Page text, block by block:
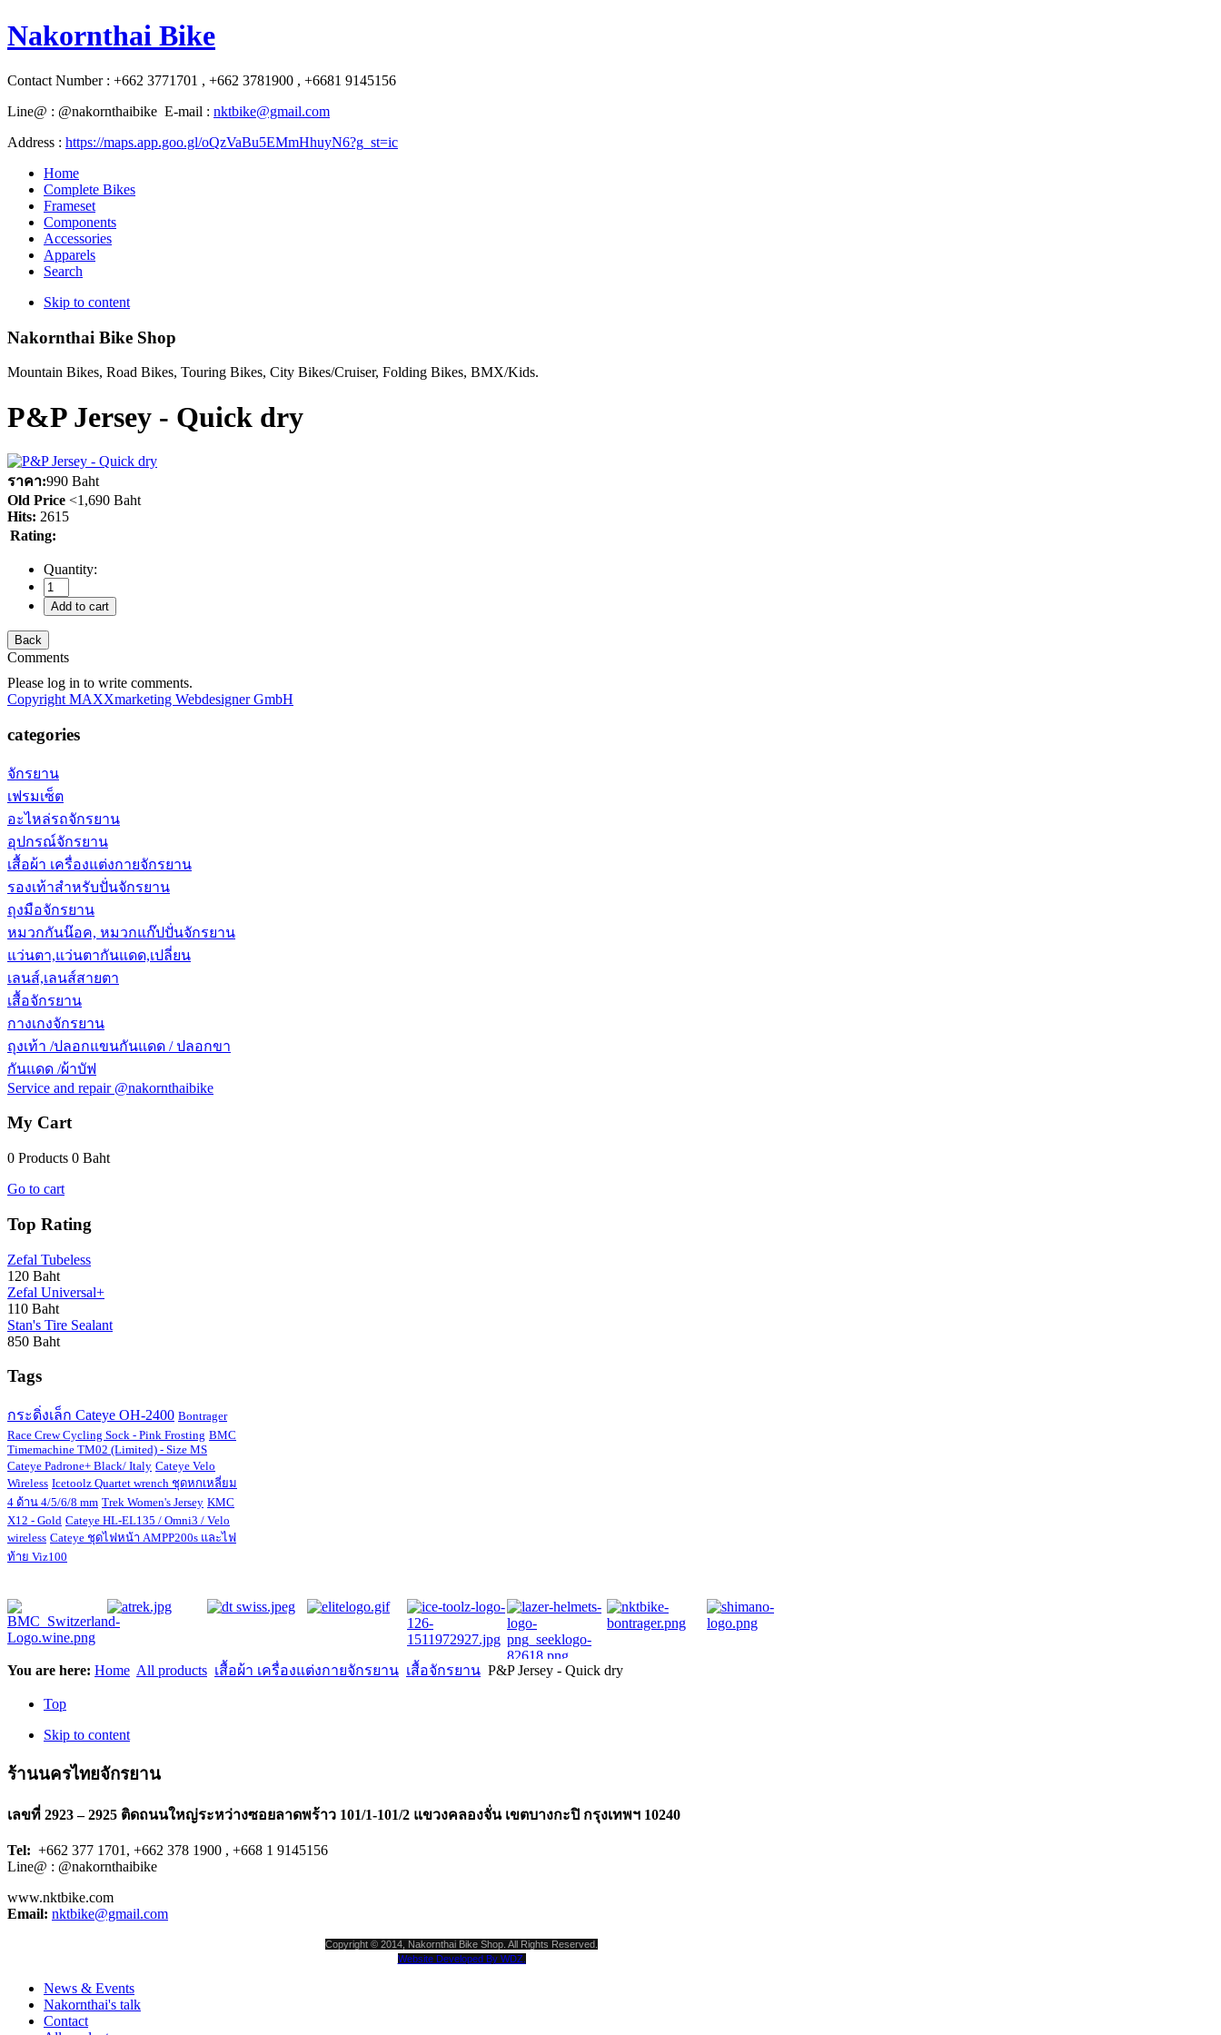
Nakornthai Bike
Contact Number : +662 3771701 , +662 3781900 , +6681 9145156
Line@ : @nakornthaibike E-mail : nktbike@gmail.com
Address : https://maps.app.goo.gl/oQzVaBu5EMmHhuyN6?g_st=ic
Home
Complete Bikes
Frameset
Components
Accessories
Apparels
Search
Skip to content
Nakornthai Bike Shop
Mountain Bikes, Road Bikes, Touring Bikes, City Bikes/Cruiser, Folding Bikes, BMX/Kids.
P&P Jersey - Quick dry
ราคา:990 Baht
Old Price <1,690 Baht
Hits: 2615
Rating:
Quantity:
Comments
Please log in to write comments.
Copyright MAXXmarketing Webdesigner GmbH
categories
จักรยาน
เฟรมเซ็ต
อะไหล่รถจักรยาน
อุปกรณ์จักรยาน
เสื้อผ้า เครื่องแต่งกายจักรยาน
รองเท้าสำหรับปั่นจักรยาน
ถุงมือจักรยาน
หมวกกันน๊อค, หมวกแก๊ปปั่นจักรยาน
แว่นตา,แว่นตากันแดด,เปลี่ยน
เลนส์,เลนส์สายตา
เสื้อจักรยาน
กางเกงจักรยาน
ถุงเท้า /ปลอกแขนกันแดด / ปลอกขา
กันแดด /ผ้าบัฟ
Service and repair @nakornthaibike
My Cart
0 Products 0 Baht
Go to cart
Top Rating
Zefal Tubeless
120 Baht
Zefal Universal+
110 Baht
Stan's Tire Sealant
850 Baht
Tags
กระดิ่งเล็ก Cateye OH-2400 Bontrager
Race Crew Cycling Sock - Pink Frosting BMC
Timemachine TM02 (Limited) - Size MS
Cateye Padrone+ Black/ Italy Cateye Velo
Wireless Icetoolz Quartet wrench ชุดหกเหลี่ยม
4 ด้าน 4/5/6/8 mm Trek Women's Jersey KMC
X12 - Gold Cateye HL-EL135 / Omni3 / Velo
wireless Cateye ชุดไฟหน้า AMPP200s และไฟ
ท้าย Viz100
You are here: Home All products เสื้อผ้า เครื่องแต่งกายจักรยาน เสื้อจักรยาน P&P Jersey - Quick dry
Top
Skip to content
ร้านนครไทยจักรยาน
เลขที่ 2923 – 2925 ติดถนนใหญ่ระหว่างซอยลาดพร้าว 101/1-101/2 แขวงคลองจั่น เขตบางกะปิ กรุงเทพฯ 10240
Tel: +662 377 1701, +662 378 1900 , +668 1 9145156
Line@ : @nakornthaibike
www.nktbike.com
Email: nktbike@gmail.com
Copyright © 2014, Nakornthai Bike Shop. All Rights Reserved.
Website Developed By WDZ.
News & Events
Nakornthai's talk
Contact